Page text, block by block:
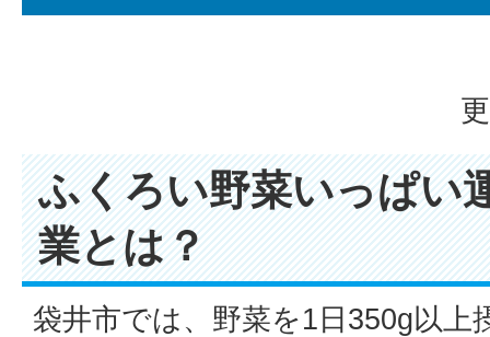
ふくろい野菜いっぱい
業とは？
袋井市では、野菜を1日350g以上